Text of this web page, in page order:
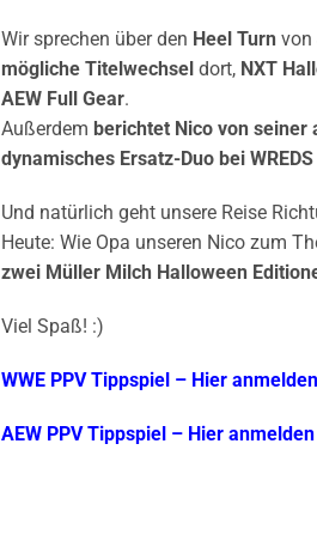
Wir sprechen über den Heel Turn von
mögliche Titelwechseldort, NXT
AEW Full Gear.
Außerdem berichtet Nico von
dynamisches Ersatz-Duo bei
Und natürlich geht unsere Reise
Heute: Wie Opa unseren Nico zum
zwei Müller Milch Halloween
Viel Spaß! :)
WWE PPV Tippspiel – Hier
AEW PPV Tippspiel – Hier